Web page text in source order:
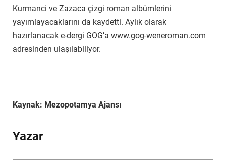
Kurmanci ve Zazaca çizgi roman albümlerini
yayımlayacaklarını da kaydetti. Aylık olarak
hazırlanacak e-dergi GOG’a www.gog-weneroman.com
adresinden ulaşılabiliyor.
Kaynak: Mezopotamya Ajansı
Yazar